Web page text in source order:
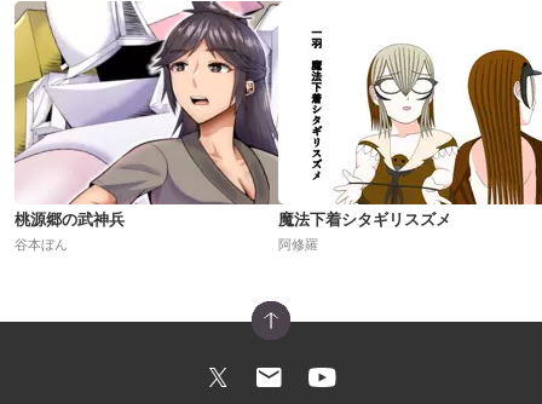
桃源郷の武神兵
谷本ぼん
魔法下着シタギリスズメ
阿修羅